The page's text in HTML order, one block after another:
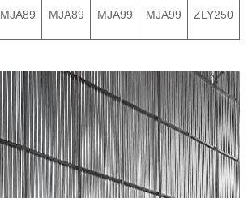
MJA89 MJA89 MJA99 MJA99 ZLY250